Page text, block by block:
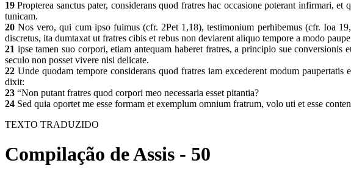
19 Propterea sanctus pater, considerans quod fratres hac occasione poterant infirmari,
tunicam.
20 Nos vero, qui cum ipso fuimus (cfr. 2Pet 1,18), testimonium perhibemus (cfr. Ioa
discretus, ita dumtaxat ut fratres cibis et rebus non deviarent aliquo tempore a modo
21 ipse tamen suo corpori, etiam antequam haberet fratres, a principio sue
seculo non posset vivere nisi delicate.
22 Unde quodam tempore considerans quod fratres iam excederent modum
dixit:
23 “Non putant fratres quod corpori meo necessaria esset pitantia?
24 Sed quia oportet me esse formam et exemplum omnium fratrum, volo uti et esse
TEXTO TRADUZIDO
Compilação de Assis - 50